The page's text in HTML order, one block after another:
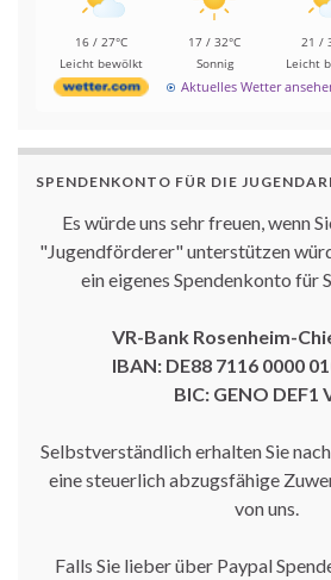
16 / 27°C
Leicht bewölkt
17 / 32°C
Sonnig
21 /
Leicht
Aktuelles Wetter
SPENDENKONTO FÜR DIE
Es würde uns sehr freuen, wenn
"Jugendförderer" unterstützen
ein eigenes Spendenkonto für
VR-Bank Rosenheim-
IBAN: DE88 7116 0000
BIC: GENO DEF1
Selbstverständlich erhalten Sie
eine steuerlich abzugsfähige
von uns.
Falls Sie lieber über Paypal